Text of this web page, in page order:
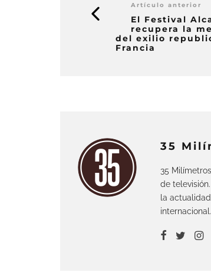
Artículo anterior
El Festival
recupera la
del exilio
Francia
35
35
de
la
internacional.